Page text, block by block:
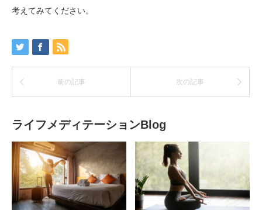
考えてみてください。
前の記事 次の記事
ライフメディテーションBlog